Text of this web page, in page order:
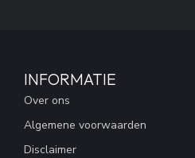
INFORMATIE
Over ons
Algemene voorwaarden
Disclaimer